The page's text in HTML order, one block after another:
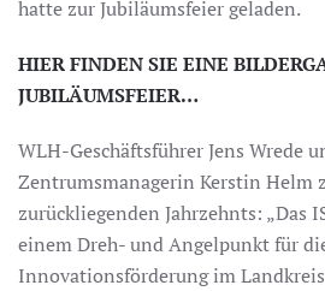
hatte zur Jubiläumsfeier geladen.
HIER FINDEN SIE EINE
JUBILÄUMSFEIER…
WLH-Geschäftsführer Jens Wrede
Zentrumsmanagerin Kerstin Helm
zurückliegenden Jahrzehnts: „Das
einem Dreh- und Angelpunkt für
Innovationsförderung im